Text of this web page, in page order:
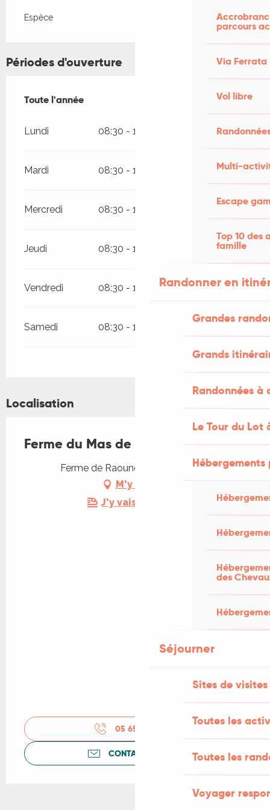
parcours
Via Ferrata
Vol libre
Multi-
Escape
Top 10 des
famille
Randonner en
Grandes
Grands
Randonnées
Le Tour du Lot
des
Séjourner
Sites de visites
Toutes les
Toutes les
Voyager
Espèce
Périodes d'ouverture
Toute l'année
Toute l'année
Lundi 08:30 - 12:30 17:00 - 18:30
Mardi 08:30 - 12:30 17:00 - 18:30
Mercredi 08:30 - 12:30
Jeudi 08:30 - 12:30 17:00 - 18:30
Vendredi 08:30 - 12:30 17:00 - 18:30
Samedi 08:30 - 12:00
Localisation
Ferme du Mas de Raounel
Ferme de Raounel, 46230 Vaylats
M'y rendre
J'y vais en train !
05 65 24 73
CONTACTEZ-NOUS